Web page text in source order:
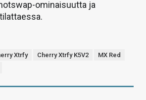
ominaisuutta ja
Xtrfy Cherry Xtrfy K5V2
MX Red